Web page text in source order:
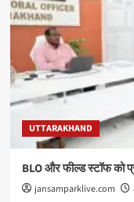
UTTARAKHAND
BLO और फील्ड स्टॉफ को
jansamparklive.com